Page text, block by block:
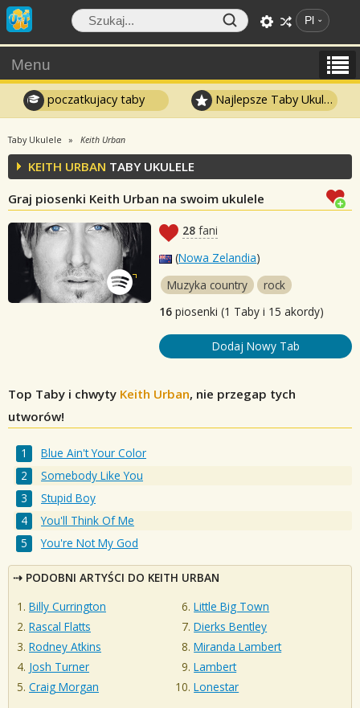
Pl
Menu
poczatkujacy taby Najlepsze Taby Ukulele
Taby Ukulele Keith Urban
KEITH URBAN TABY UKULELE
Graj piosenki Keith Urban na swoim ukulele
28 fani
(Nowa Zelandia)
Muzyka country
rock
16 piosenki (1 Taby i 15 akordy)
Dodaj Nowy Tab
Top Taby i chwyty Keith Urban, nie przegap tych
utworów!
Blue Ain't Your Color
Somebody Like You
Stupid Boy
You'll Think Of Me
You're Not My God
PODOBNI ARTYŚCI DO KEITH URBAN
Billy Currington
Rascal Flatts
Rodney Atkins
Josh Turner
Craig Morgan
Little Big Town
Dierks Bentley
Miranda Lambert
Lambert
Lonestar